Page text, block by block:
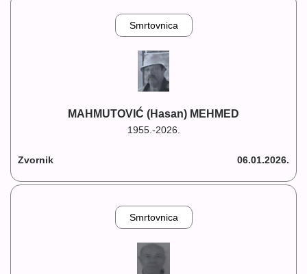
Smrtovnica
MAHMUTOVIĆ (Hasan) MEHMED
1955.-2026.
Zvornik 06.01.2026.
Smrtovnica